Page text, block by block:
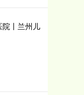
院丨兰州儿